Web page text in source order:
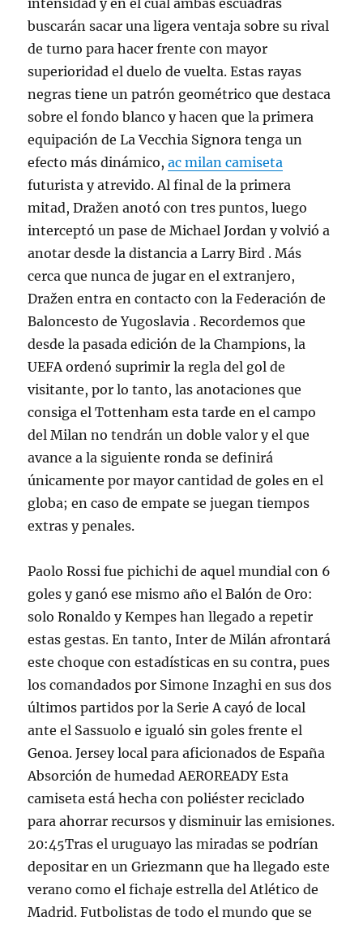
buscarán sacar una ligera ventaja sobre su rival
de turno para hacer frente con mayor
superioridad el duelo de vuelta. Estas rayas
negras tiene un patrón geométrico que destaca
sobre el fondo blanco y hacen que la primera
equipación de La Vecchia Signora tenga un
efecto más dinámico,ac milan camiseta
futurista y atrevido. Al final de la primera
mitad, Dražen anotó con tres puntos, luego
interceptó un pase de Michael Jordan y volvió a
anotar desde la distancia a Larry Bird . Más
cerca que nunca de jugar en el extranjero,
Dražen entra en contacto con la Federación de
Baloncesto de Yugoslavia . Recordemos que
desde la pasada edición de la Champions, la
UEFA ordenó suprimir la regla del gol de
visitante, por lo tanto, las anotaciones que
consiga el Tottenham esta tarde en el campo
del Milan no tendrán un doble valor y el que
avance a la siguiente ronda se definirá
únicamente por mayor cantidad de goles en el
globa; en caso de empate se juegan tiempos
extras y penales.
Paolo Rossi fue pichichi de aquel mundial con 6
goles y ganó ese mismo año el Balón de Oro:
solo Ronaldo y Kempes han llegado a repetir
estas gestas. En tanto, Inter de Milán afrontará
este choque con estadísticas en su contra, pues
los comandados por Simone Inzaghi en sus dos
últimos partidos por la Serie A cayó de local
ante el Sassuolo e igualó sin goles frente el
Genoa. Jersey local para aficionados de España
Absorción de humedad AEROREADY Esta
camiseta está hecha con poliéster reciclado
para ahorrar recursos y disminuir las emisiones.
20:45Tras el uruguayo las miradas se podrían
depositar en un Griezmann que ha llegado este
verano como el fichaje estrella del Atlético de
Madrid. Futbolistas de todo el mundo que se